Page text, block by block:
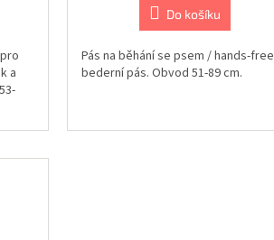
a
Do košíku
Pás na běhání se psem / hands-free
bederní pás. Obvod 51-89 cm.